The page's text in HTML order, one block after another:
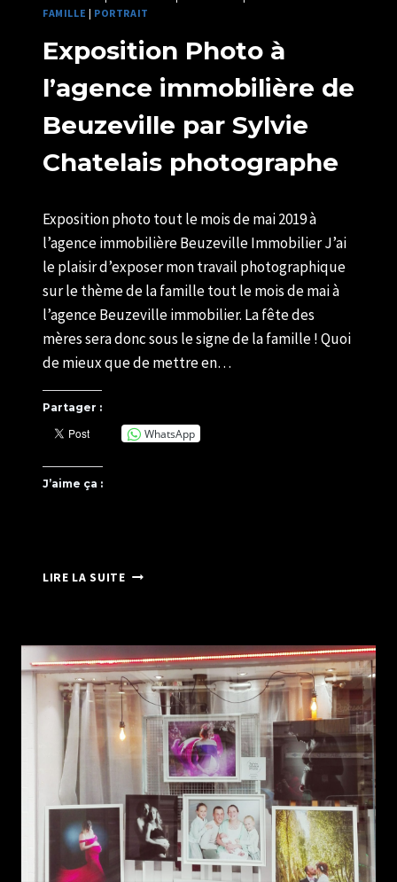
FAMILLE | PORTRAIT
Exposition Photo à
l’agence immobilière de
Beuzeville par Sylvie
Chatelais photographe
U82599339
Exposition photo tout le mois de mai 2019 à
l’agence immobilière Beuzeville Immobilier J’ai
le plaisir d’exposer mon travail photographique
sur le thème de la famille tout le mois de mai à
l’agence Beuzeville immobilier. La fête des
mères sera donc sous le signe de la famille ! Quoi
de mieux que de mettre en…
Partager :
WhatsApp
J’aime ça :
LIRE LA SUITEEXPOSITION
IMMOBILIÈRE
DE
BEUZEVILLE
PAR
SYLVIE
CHATELAIS
PHOTOGRAPHE